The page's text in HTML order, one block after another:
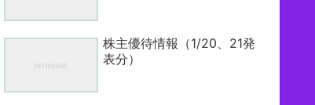
株主優待情報（1/20、21発
表分）